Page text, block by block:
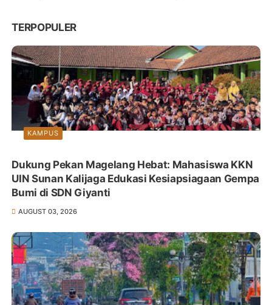
TERPOPULER
KAMPUS
Dukung Pekan Magelang Hebat: Mahasiswa KKN
UIN Sunan Kalijaga Edukasi Kesiapsiagaan Gempa
Bumi di SDN Giyanti
AUGUST 03, 2026